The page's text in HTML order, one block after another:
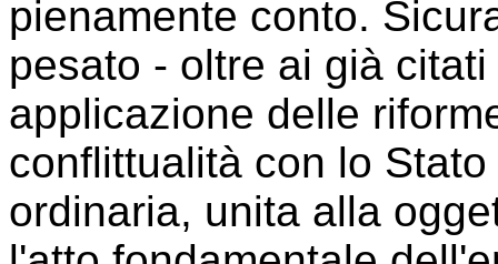
pienamente conto.
pesato - oltre ai già
applicazione delle
conflittualità con lo
ordinaria, unita alla